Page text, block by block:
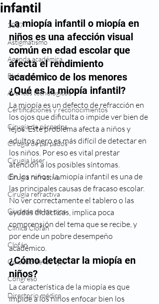
35 años
2017
Astigmatismo
Agenda académica
Blefaroplastia
Avances tecnológicos
Certificaciones y reconocimientos
Cirugía de párpados
Cirugía de párpados
Cirugia laser
Cirugia refractiva
Cirugía refractiva
Ciudado de los ojos
Clínica Clofán
Clofán
Cuidado de los ojos
Congreso
Directorio médico
infantil
La miopía infantil o miopía en
niños es una afección visual
común en edad escolar que
afecta el rendimiento
académico de los menores
¿Qué es la miopía infantil?
La miopía es un defecto de refracción en
los ojos que dificulta o impide ver bien de
lejos. Este problema afecta a niños y
adultos pero es más difícil de detectar en
los niños. Por eso es vital prestar
atención a los posibles síntomas.
En los niños, la miopía infantil es una de
las principales causas de fracaso escolar.
No ver correctamente el tablero o las
ayudas didácticas, implica poca
comprensión del tema que se recibe, y
por ende un pobre desempeño
académico.
¿Cómo detectar la miopía en
niños?
La característica de la miopía es que
impide a los niños enfocar bien los